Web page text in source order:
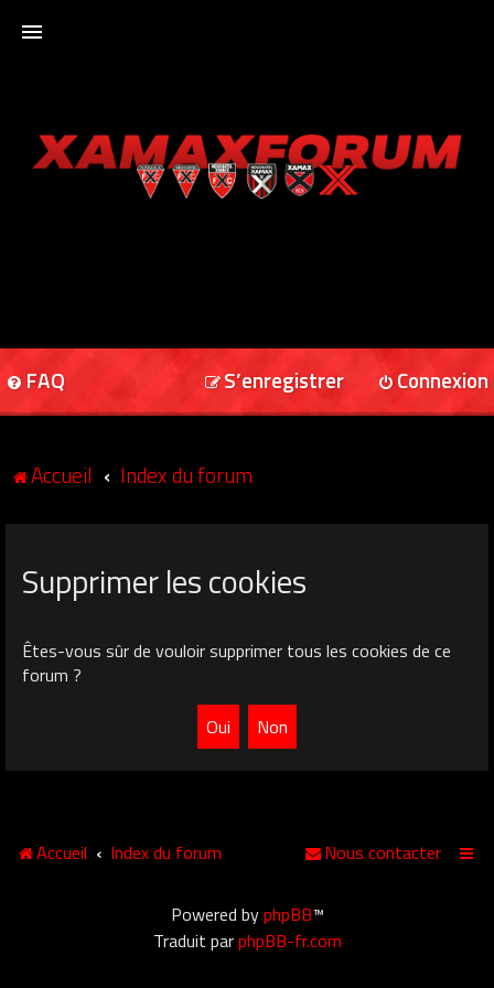
XAMAXFORUM
FAQ Connexion
S’enregistrer
Accueil Index du forum
Supprimer les cookies
Êtes-vous sûr de vouloir supprimer tous les cookies de ce
forum ?
Accueil Index du forum Nous contacter
Powered byphpBB™
Traduit parphpBB-fr.com